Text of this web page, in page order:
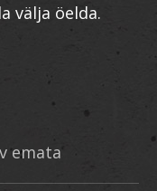
välja öelda.
emata